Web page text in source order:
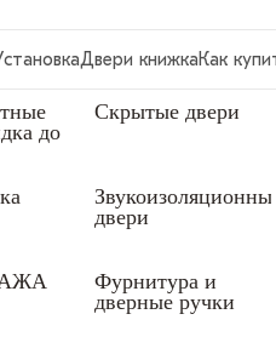
Двери книжкаКак
до
Скрытые двери
Звукоизоляционные
двери
Фурнитура и
дверные ручки